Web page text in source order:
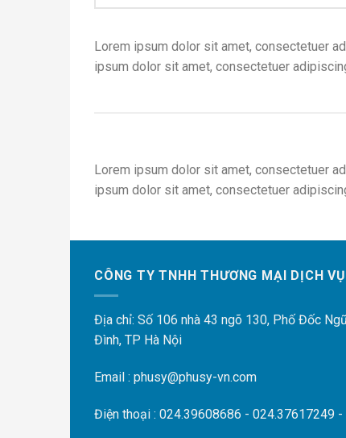
Lorem ipsum dolor sit amet, consectetuer
ipsum dolor sit amet, consectetuer
Lorem ipsum dolor sit amet, consectetuer
ipsum dolor sit amet, consectetuer
CÔNG TY TNHH THƯƠNG MẠI DỊCH
Địa chỉ: Số 106 nhà 43 ngõ 130, Phố Đốc
Đình, TP Hà Nội
Email : phusy@phusy-vn.com
Điện thoại : 024.39608686 - 024.37617249